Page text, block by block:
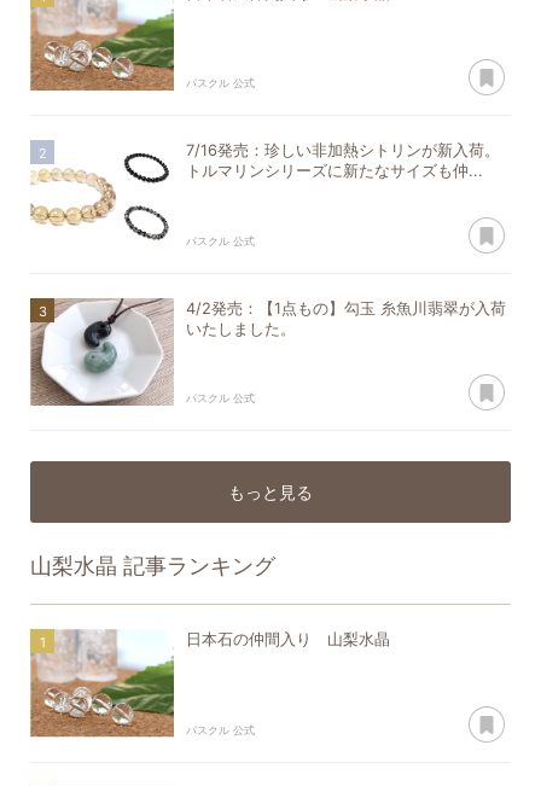
パスクル 公式
7/16発売：珍しい非加熱シトリンが新入荷。
トルマリンシリーズに新たなサイズも仲...
パスクル 公式
4/2発売：【1点もの】勾玉 糸魚川翡翠が入荷
いたしました。
パスクル 公式
もっと見る
山梨水晶 記事ランキング
日本石の仲間入り 山梨水晶
パスクル 公式